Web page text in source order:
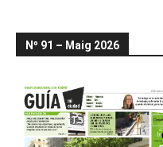
Nº 91 – Maig 2026